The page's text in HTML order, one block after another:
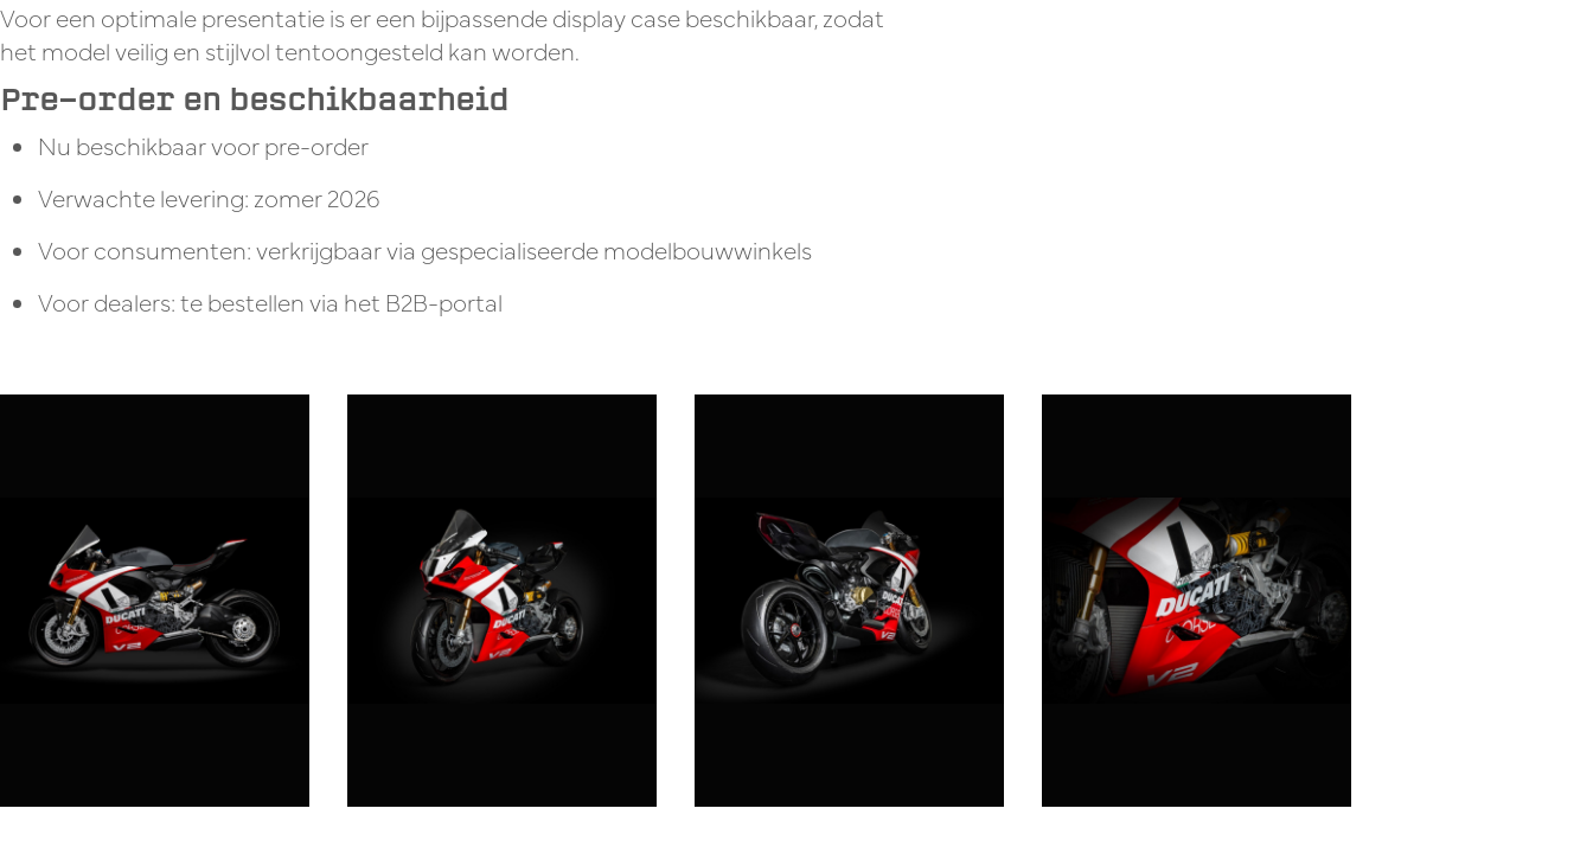
Voor een optimale presentatie is er een bijpassende display casebeschikbaar, zodat
het model veilig en stijlvol tentoongesteld kan worden.
Pre-order en beschikbaarheid
Nu beschikbaar voor pre-order
Verwachte levering: zomer 2026
Voor consumenten:verkrijgbaar via gespecialiseerde modelbouwwinkels
Voor dealers:te bestellen via het B2B-portal